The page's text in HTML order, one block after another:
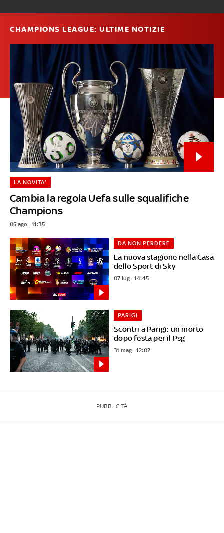
CHAMPIONS LEAGUE: ULTIME NOTIZIE
Cambia la regola Uefa sulle squalifiche
Champions
LA NOVITA'
05 ago - 11:35
La nuova stagione nella Casa
dello Sport di Sky
DA NON PERDERE
07 lug - 14:45
Scontri a Parigi: un morto
dopo festa per il Psg
PARIGI
31 mag - 12:02
PUBBLICITÀ